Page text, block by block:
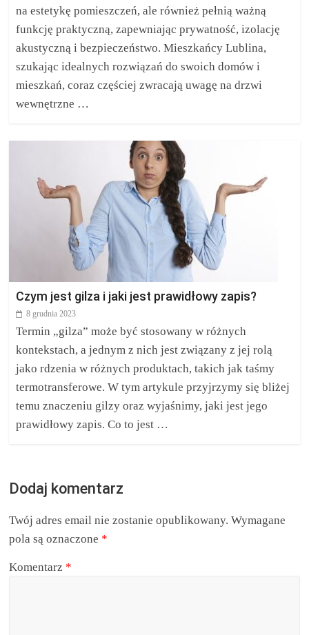
na estetykę pomieszczeń, ale również pełnią ważną
funkcję praktyczną, zapewniając prywatność, izolację
akustyczną i bezpieczeństwo. Mieszkańcy Lublina,
szukając idealnych rozwiązań do swoich domów i
mieszkań, coraz częściej zwracają uwagę na drzwi
wewnętrzne …
Czym jest gilza i jaki jest prawidłowy zapis?
8 grudnia 2023
Termin „gilza” może być stosowany w różnych
kontekstach, a jednym z nich jest związany z jej rolą
jako rdzenia w różnych produktach, takich jak taśmy
termotransferowe. W tym artykule przyjrzymy się bliżej
temu znaczeniu gilzy oraz wyjaśnimy, jaki jest jego
prawidłowy zapis. Co to jest …
Dodaj komentarz
Twój adres email nie zostanie opublikowany. Wymagane
pola są oznaczone *
Komentarz *